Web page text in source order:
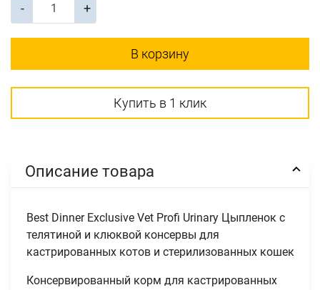
- +
В корзину
Купить в 1 клик
Описание товара
Best Dinner Exclusive Vet Profi Urinary Цыпленок с
телятиной и клюквой консервы для
кастрированных котов и стерилизованных кошек
Консервированный корм для кастрированных